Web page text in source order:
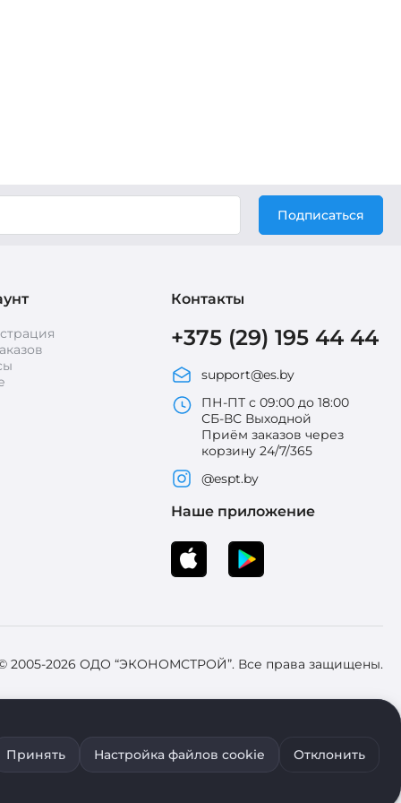
Подписаться
Контакты
+375 (29) 195 44 44
support@es.by
ПН-ПТ с 09:00 до 18:00
СБ-ВС Выходной
Приём заказов через
корзину 24/7/365
@espt.by
Наше приложение
2005-2026 ОДО “ЭКОНОМСТРОЙ”. Все права защищены.
Брестский областной исполнительный комитет 31
cookie воспользуйтесь соответствующими настройками
Принять Настройка файлов cookie Отклонить